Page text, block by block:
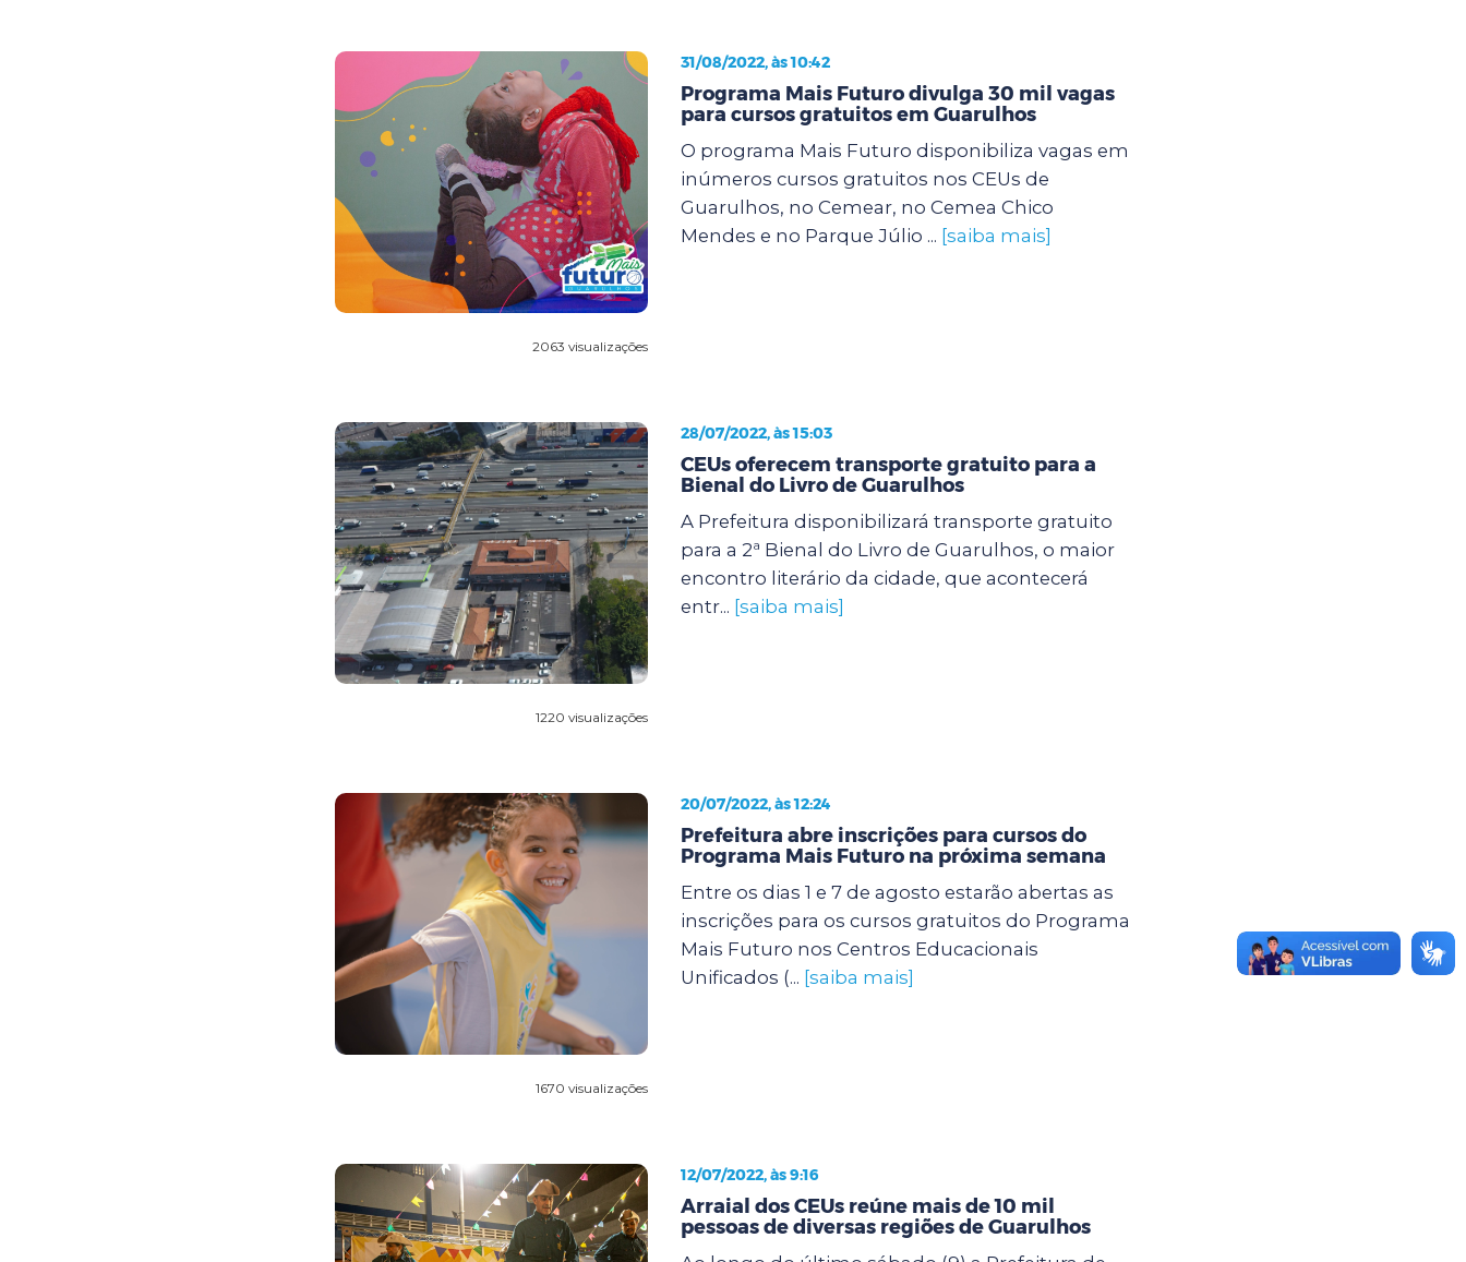
2063 visualizações
31/08/2022, às 10:42
Programa Mais Futuro divulga 30 mil vagas
para cursos gratuitos em Guarulhos
O programa Mais Futuro disponibiliza vagas em
inúmeros cursos gratuitos nos CEUs de
Guarulhos, no Cemear, no Cemea Chico
Mendes e no Parque Júlio ... [saiba mais]
1220 visualizações
28/07/2022, às 15:03
CEUs oferecem transporte gratuito para a
Bienal do Livro de Guarulhos
A Prefeitura disponibilizará transporte gratuito
para a 2ª Bienal do Livro de Guarulhos, o maior
encontro literário da cidade, que acontecerá
entr... [saiba mais]
1670 visualizações
20/07/2022, às 12:24
Prefeitura abre inscrições para cursos do
Programa Mais Futuro na próxima semana
Entre os dias 1 e 7 de agosto estarão abertas as
inscrições para os cursos gratuitos do Programa
Mais Futuro nos Centros Educacionais
Unificados (... [saiba mais]
12/07/2022, às 9:16
Arraial dos CEUs reúne mais de 10 mil
pessoas de diversas regiões de Guarulhos